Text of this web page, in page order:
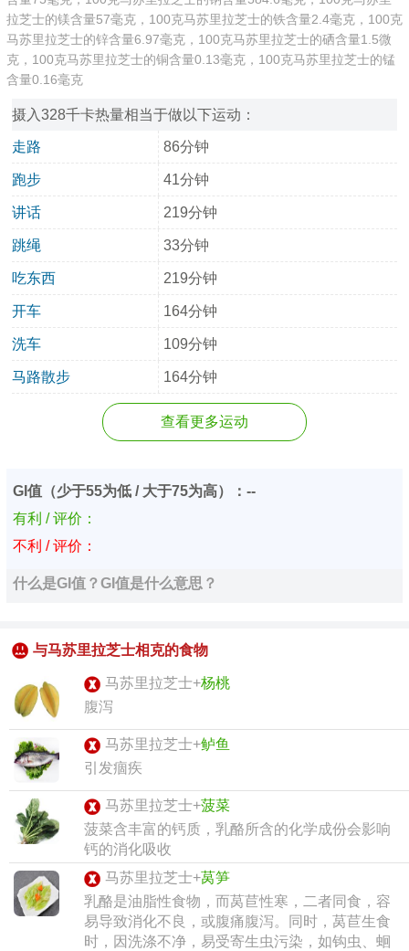
拉芝士的镁含量57毫克，100克马苏里拉芝士的铁含量2.4毫克，100克
马苏里拉芝士的锌含量6.97毫克，100克马苏里拉芝士的硒含量1.5微
克，100克马苏里拉芝士的铜含量0.13毫克，100克马苏里拉芝士的锰
含量0.16毫克
摄入328千卡热量相当于做以下运动：
走路 86分钟
跑步 41分钟
讲话 219分钟
跳绳 33分钟
吃东西 219分钟
开车 164分钟
洗车 109分钟
马路散步 164分钟
查看更多运动
GI值（少于55为低 / 大于75为高）：--
有利 / 评价：
不利 / 评价：
什么是GI值？GI值是什么意思？
与马苏里拉芝士相克的食物
马苏里拉芝士+杨桃
腹泻
马苏里拉芝士+鲈鱼
引发痼疾
马苏里拉芝士+菠菜
菠菜含丰富的钙质，乳酪所含的化学成份会影响
钙的消化吸收
马苏里拉芝士+莴笋
乳酪是油脂性食物，而莴苣性寒，二者同食，容
易导致消化不良，或腹痛腹泻。同时，莴苣生食
时，因洗涤不净，易受寄生虫污染，如钩虫、蛔